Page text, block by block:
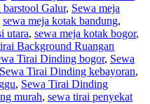
barstool Galur, Sewa meja
sewa meja kotak bandung,
utara, sewa meja kotak bogor,
Background Ruangan
Tirai Dinding bogor, Sewa
Sewa Tirai Dinding kebayoran,
, Sewa Tirai Dinding
murah, sewa tirai penyekat